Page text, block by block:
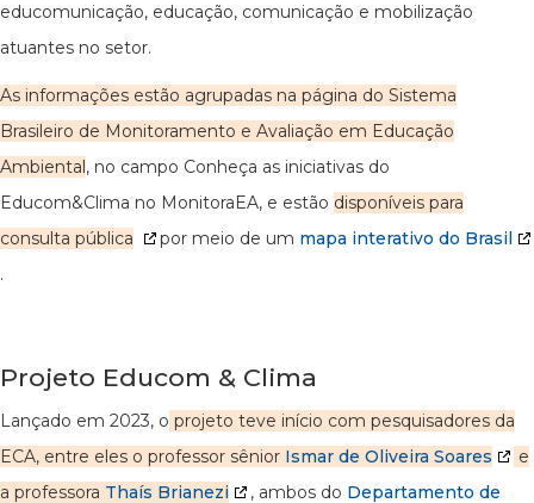
educomunicação, educação, comunicação e mobilização
atuantes no setor.
As informações estão agrupadas na página do Sistema
Brasileiro de Monitoramento e Avaliação em Educação
Ambiental, no campo Conheça as iniciativas do
Educom&Clima no MonitoraEA, e estão disponíveis para
consulta pública
por meio de um mapa interativo do Brasil
.
Projeto Educom & Clima
Lançado em 2023, o projeto teve início com pesquisadores da
ECA, entre eles o professor sênior Ismar de Oliveira Soares
e
a professora Thaís Brianezi , ambos do Departamento de